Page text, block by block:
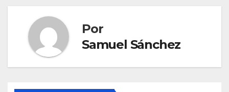
Por
Samuel Sánchez